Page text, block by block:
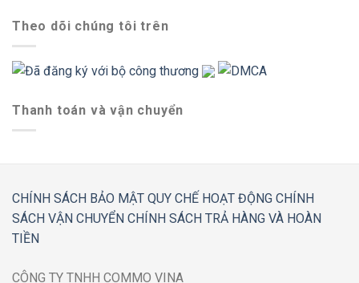
Theo dõi chúng tôi trên
Thanh toán và vận chuyển
CHÍNH SÁCH BẢO MẬT QUY CHẾ HOẠT ĐỘNG CHÍNH
SÁCH VẬN CHUYỂN CHÍNH SÁCH TRẢ HÀNG VÀ HOÀN
TIỀN
CÔNG TY TNHH COMMO VINA